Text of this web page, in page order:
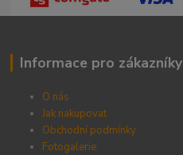
Informace pro zákazníky
O nás
Jak nakupovat
Obchodní podmínky
Fotogalerie